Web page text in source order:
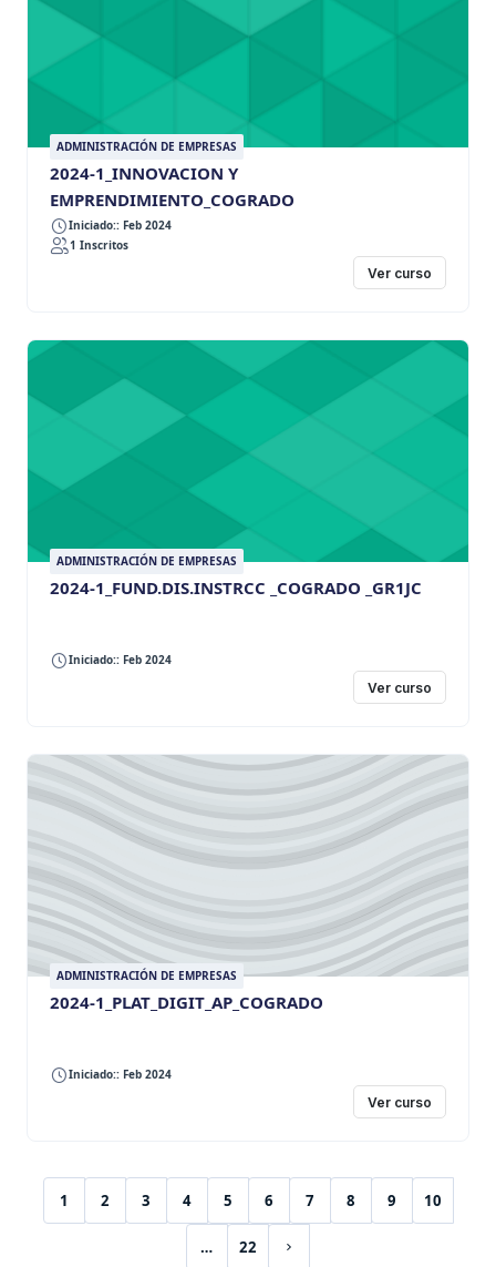
ADMINISTRACIÓN DE EMPRESAS
2024-1_INNOVACION Y
EMPRENDIMIENTO_COGRADO
Iniciado:: Feb 2024
1 Inscritos
Ver curso
ADMINISTRACIÓN DE EMPRESAS
2024-1_FUND.DIS.INSTRCC _COGRADO _GR1JC
Iniciado:: Feb 2024
Ver curso
ADMINISTRACIÓN DE EMPRESAS
2024-1_PLAT_DIGIT_AP_COGRADO
Iniciado:: Feb 2024
Ver curso
1
(current)
2 3 4 5 6 7 8 9 10
… 22